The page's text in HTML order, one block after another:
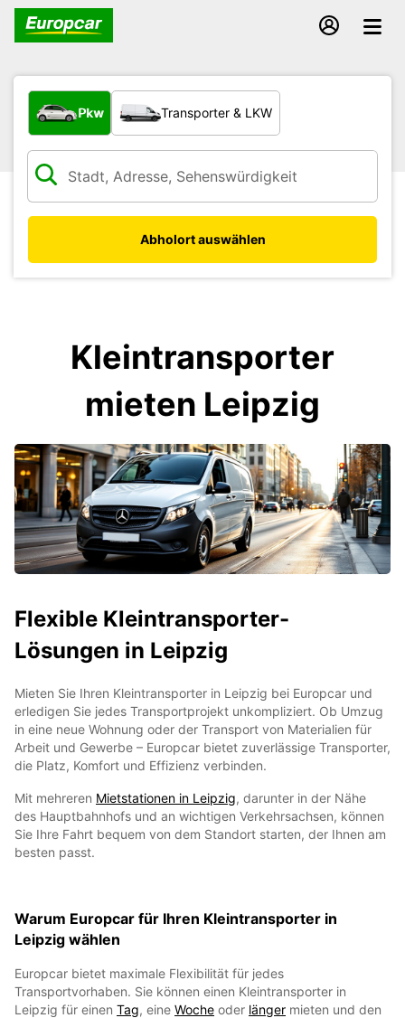
Welche Art von Fahrzeug?
Pkw Transporter & LKW
Abholort auswählen
Kleintransporter
mieten Leipzig
Flexible Kleintransporter-
Lösungen in Leipzig
Mieten Sie Ihren Kleintransporter in Leipzig bei Europcar und
erledigen Sie jedes Transportprojekt unkompliziert. Ob Umzug
in eine neue Wohnung oder der Transport von Materialien für
Arbeit und Gewerbe – Europcar bietet zuverlässige Transporter,
die Platz, Komfort und Effizienz verbinden.
Mit mehreren Mietstationen in Leipzig, darunter in der Nähe
des Hauptbahnhofs und an wichtigen Verkehrsachsen, können
Sie Ihre Fahrt bequem von dem Standort starten, der Ihnen am
besten passt.
Warum Europcar für Ihren Kleintransporter in
Leipzig wählen
Europcar bietet maximale Flexibilität für jedes
Transportvorhaben. Sie können einen Kleintransporter in
Leipzig für einen Tag, eine Woche oder länger mieten und den